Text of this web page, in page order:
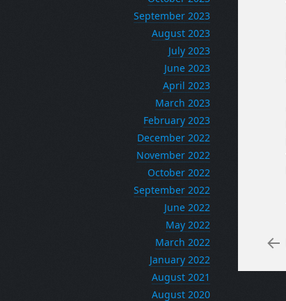
September 2023
August 2023
July 2023
June 2023
April 2023
March 2023
February 2023
December 2022
November 2022
October 2022
September 2022
June 2022
May 2022
March 2022
January 2022
August 2021
August 2020